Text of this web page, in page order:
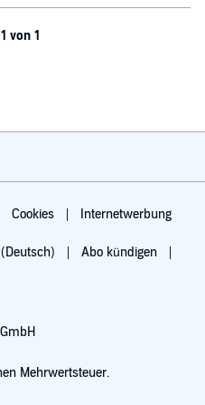
von 1
Cookies Internetwerbung
Abo kündigen
Mehrwertsteuer.